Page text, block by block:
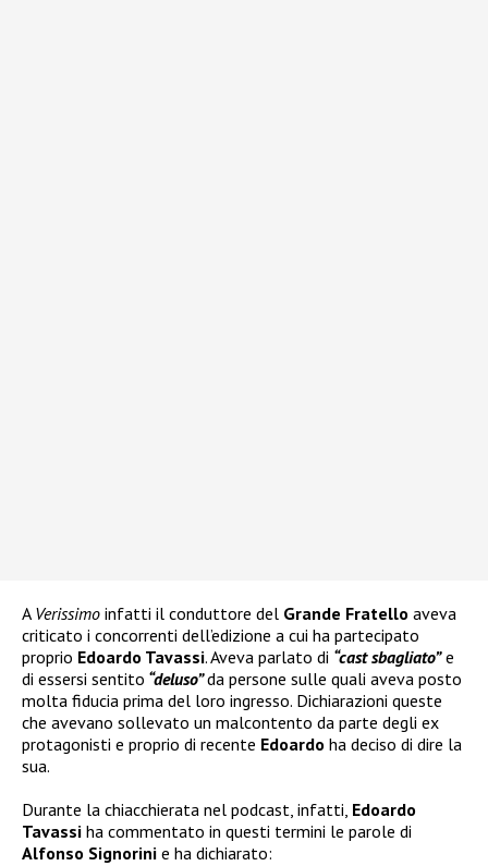
A Verissimo infatti il conduttore del Grande Fratello aveva
criticato i concorrenti dell’edizione a cui ha partecipato
proprio Edoardo Tavassi. Aveva parlato di “cast sbagliato”e
di essersi sentito “deluso”da persone sulle quali aveva posto
molta fiducia prima del loro ingresso. Dichiarazioni queste
che avevano sollevato un malcontento da parte degli ex
protagonisti e proprio di recente Edoardo ha deciso di dire la
sua.
Durante la chiacchierata nel podcast, infatti, Edoardo
Tavassi ha commentato in questi termini le parole di
Alfonso Signorini e ha dichiarato: